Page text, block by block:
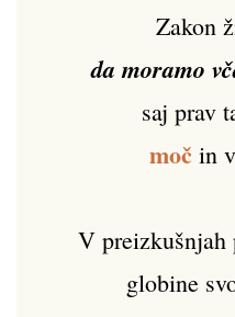
Zakon
da moramo
saj prav
močin
V preizkušnjah
globine